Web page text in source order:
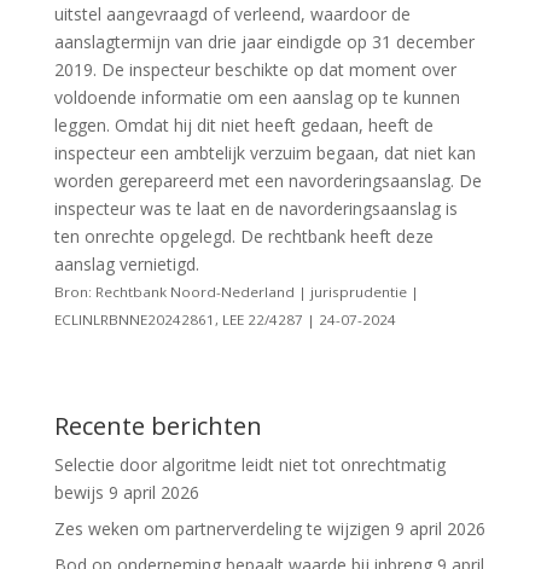
uitstel aangevraagd of verleend, waardoor de
aanslagtermijn van drie jaar eindigde op 31 december
2019. De inspecteur beschikte op dat moment over
voldoende informatie om een aanslag op te kunnen
leggen. Omdat hij dit niet heeft gedaan, heeft de
inspecteur een ambtelijk verzuim begaan, dat niet kan
worden gerepareerd met een navorderingsaanslag. De
inspecteur was te laat en de navorderingsaanslag is
ten onrechte opgelegd. De rechtbank heeft deze
aanslag vernietigd.
Bron: Rechtbank Noord-Nederland | jurisprudentie |
ECLINLRBNNE20242861, LEE 22/4287 | 24-07-2024
Recente berichten
Selectie door algoritme leidt niet tot onrechtmatig
bewijs 9 april 2026
Zes weken om partnerverdeling te wijzigen 9 april 2026